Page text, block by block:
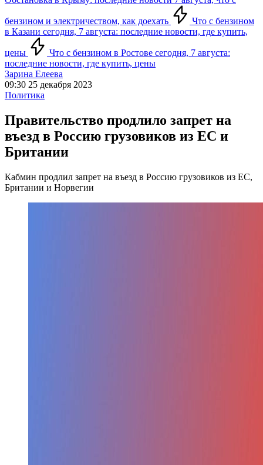
бензином и электричеством, как доехать
Что с бензином
в Казани сегодня, 7 августа: последние новости, где купить,
цены
Что с бензином в Ростове сегодня, 7 августа:
последние новости, где купить, цены
Зарина Елеева
09:30 25 декабря 2023
Политика
Правительство продлило запрет на
въезд в Россию грузовиков из ЕС и
Британии
Кабмин продлил запрет на въезд в Россию грузовиков из ЕС,
Британии и Норвегии